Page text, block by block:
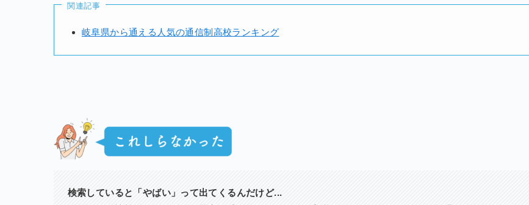
関連記事
岐阜県から通える人気の通信制高校ランキング
検索していると「やばい」って出てくるんだけど...